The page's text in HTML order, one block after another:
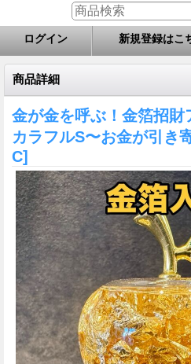
ログイン 新規登録はこ
商品詳細
金が金を呼ぶ！金箔招財
カラフルS〜お金が引き
C]